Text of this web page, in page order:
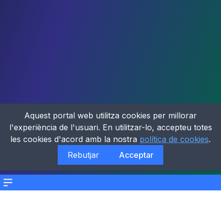
Menu
Aquest portal web utilitza cookies per millorar
l'experiència de l'usuari. En utilitzar-lo, accepteu totes
les cookies d'acord amb la nostra política de cookies.
Rebutjar
Acceptar